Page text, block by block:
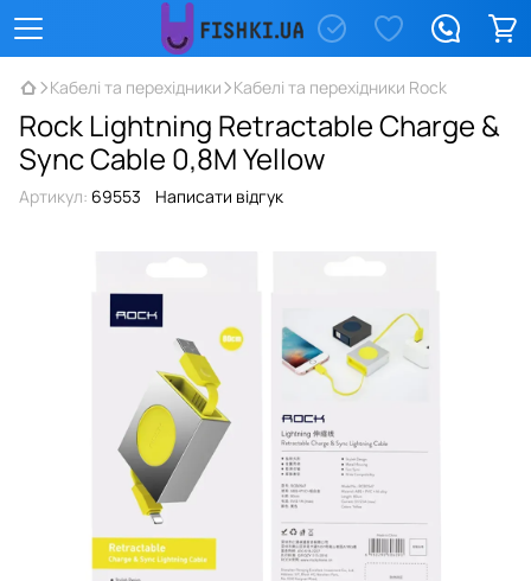
Кабелі та перехідники Кабелі та перехідники Rock
Rock Lightning Retractable Charge &
Sync Cable 0,8M Yellow
Артикул: 69553 Написати відгук